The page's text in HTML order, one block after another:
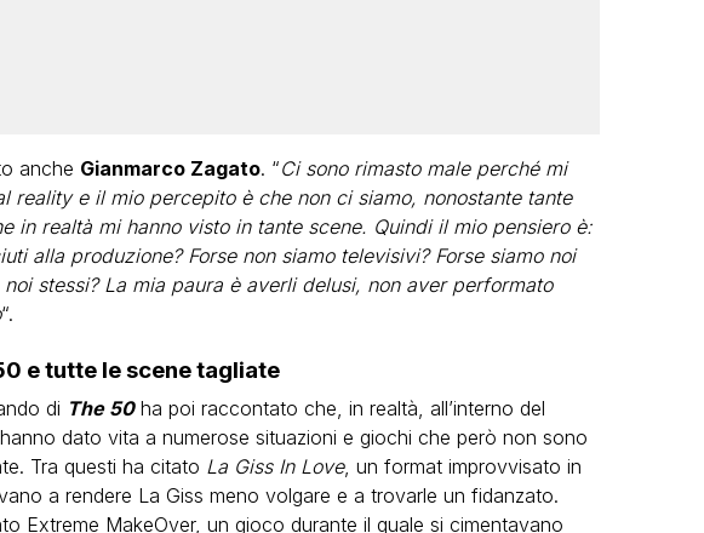
anche Gianmarco Zagato. “Ci sono rimasto male perché mi
reality e il mio percepito è che non ci siamo, nonostante tante
in realtà mi hanno visto in tante scene. Quindi il mio pensiero è:
alla produzione? Forse non siamo televisivi? Forse siamo noi
stessi? La mia paura è averli delusi, non aver performato
“.
e tutte le scene tagliate
di The 50ha poi raccontato che, in realtà, all’interno del
dato vita a numerose situazioni e giochi che però non sono
Tra questi ha citato La Giss In Love, un format improvvisato in
a rendere La Giss meno volgare e a trovarle un fidanzato.
Extreme MakeOver, un gioco durante il quale si cimentavano